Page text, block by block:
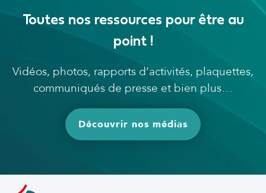
Toutes nos ressources pour être au
point !
Vidéos, photos, rapports d’activités, plaquettes,
communiqués de presse et bien plus…
Découvrir nos médias